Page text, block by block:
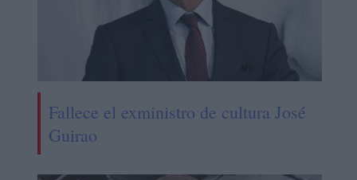
Fallece el exministro de cultura José
Guirao